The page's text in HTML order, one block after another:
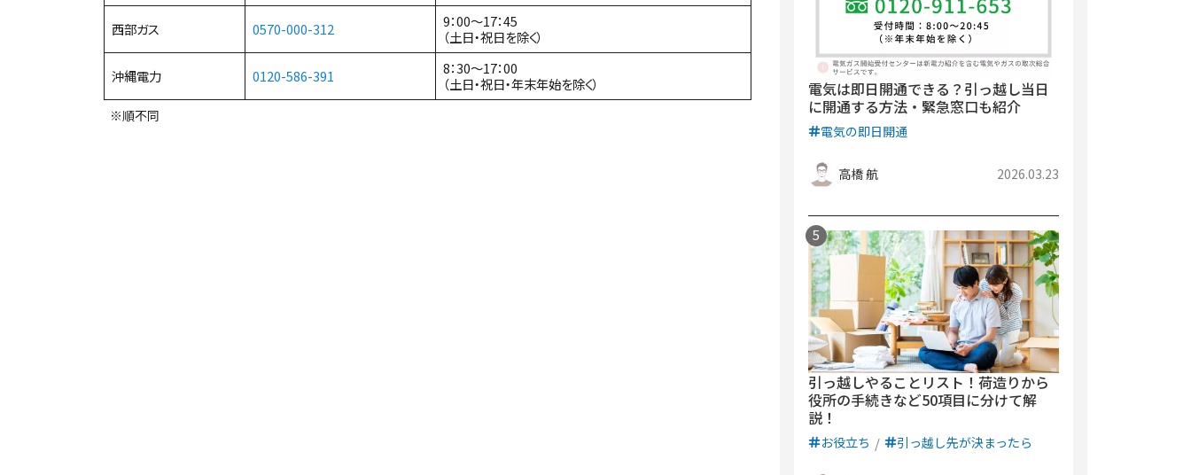
西部ガス 0570-000-312
9：00～17：45
（土日・祝日を除く）
沖縄電力 0120-586-391
8：30～17：00
（土日・祝日・年末年始を除く）
※順不同
電気は即日開通できる？引っ越し当日
に開通する方法・緊急窓口も紹介
電気の即日開通
高橋 航 2026.03.23
引っ越しやることリスト！荷造りから
役所の手続きなど50項目に分けて解
説！
お役立ち 引っ越し先が決まったら